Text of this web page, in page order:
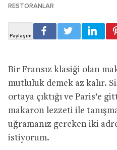
RESTORANLAR
Bir Fransız klasiği olan
mutluluk demek az kalır.
ortaya çıktığı ve Paris’e
makaron lezzeti ile
uğramanız gereken iki
istiyorum.